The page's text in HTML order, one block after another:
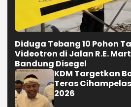
Diduga Tebang 10 Pohon
Videotron di Jalan R.E.
Bandung Disegel
KDM Targetkan
Teras
2026